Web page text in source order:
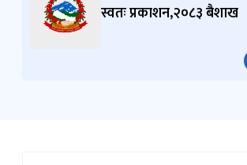
स्वतः प्रकाशन,२०८३ बैशाख